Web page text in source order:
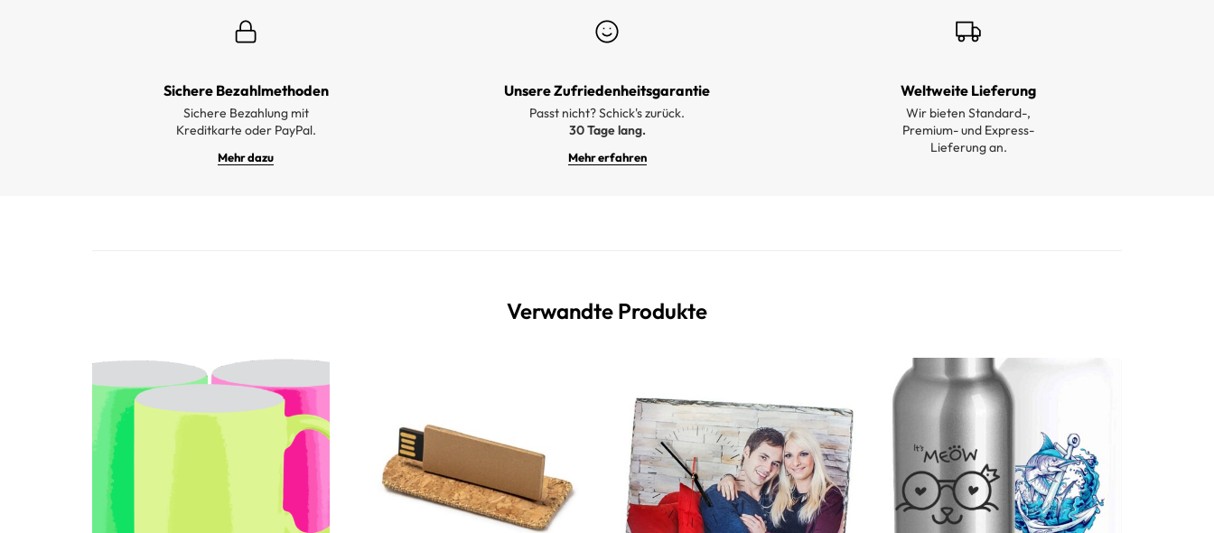
Sichere Bezahlmethoden
Sichere Bezahlung mit
Kreditkarte oder PayPal.
Mehr dazu
Unsere Zufriedenheitsgarantie
Passt nicht? Schick's zurück.
30 Tage lang.
Mehr erfahren
Weltweite Lieferung
Wir bieten Standard-,
Premium- und Express-
Lieferung an.
Verwandte Produkte